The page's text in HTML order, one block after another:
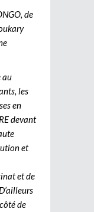
de
au
les
en
devant
et
et de
de